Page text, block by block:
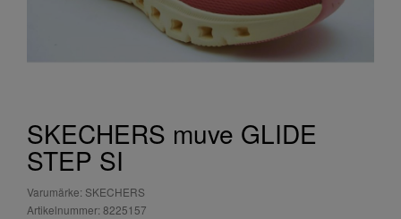
SKECHERS muve GLIDE
STEP SI
Varumärke: SKECHERS
Artikelnummer: 8225157